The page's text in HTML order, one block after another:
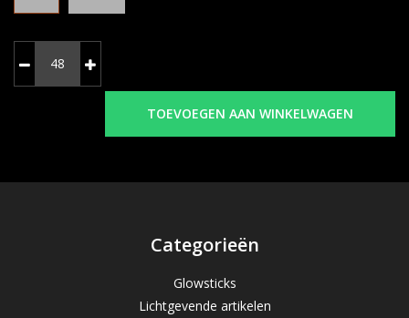
TOEVOEGEN AAN WINKELWAGEN
Categorieën
Glowsticks
Lichtgevende artikelen